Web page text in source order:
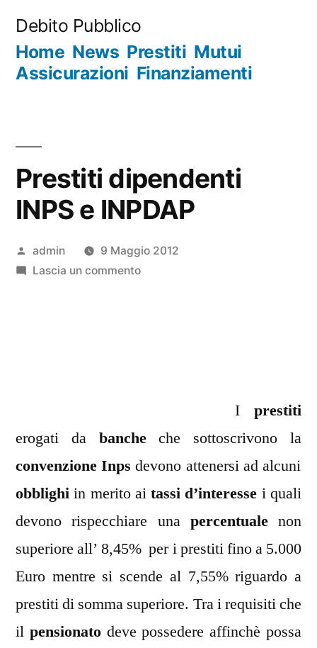
contenuto
Debito Pubblico
Home News Prestiti Mutui
Assicurazioni Finanziamenti
Prestiti dipendenti
INPS e INPDAP
Pubblicato
da
admin
9 Maggio 2012
Lascia un commentosu
I prestiti
erogati da bancheche sottoscrivono la
convenzione Inpsdevono attenersi ad alcuni
obblighi in merito aitassi d’interesse i quali
devono rispecchiare una percentualenon
superiore all’ 8,45% per i prestiti fino a 5.000
Euro mentre si scende al 7,55% riguardo a
prestiti di somma superiore. Tra i requisiti che
il pensionatodeve possedere affinchè possa